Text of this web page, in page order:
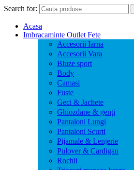
Search for:
Acasa
Imbracaminte Outlet Fete
Accesorii Iarna
Accesorii Vara
Bluze sport
Body
Camasi
Fuste
Geci & Jachete
Ghiozdane & genți
Pantaloni Lungi
Pantaloni Scurti
Pijamale & Lenjerie
Pulover & Cardigan
Rochii